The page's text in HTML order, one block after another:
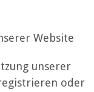
Website
unserer
oder